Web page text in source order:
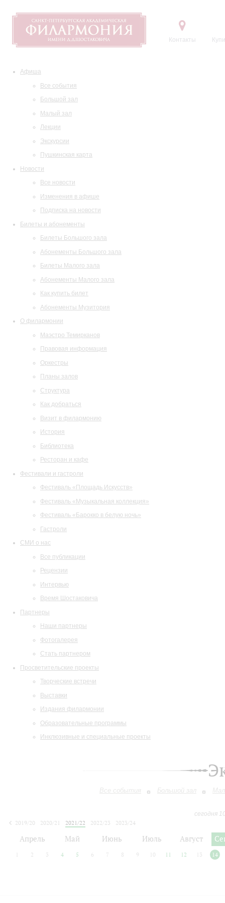
Контакты
Афиша
Все события
Большой зал
Малый зал
Лекции
Экскурсии
Пушкинская карта
Новости
Все новости
Изменения в афише
Подписка на новости
Билеты и абонементы
Билеты Большого зала
Абонементы Большого зала
Билеты Малого зала
Абонементы Малого зала
Как купить билет
Абонементы Музитория
О филармонии
Маэстро Темирканов
Правовая информация
Оркестры
Планы залов
Структура
Как добраться
Визит в филармонию
История
Библиотека
Ресторан и кафе
Фестивали и гастроли
Фестиваль «Площадь Искусств»
Фестиваль «Музыкальная коллекция»
Фестиваль «Барокко в белую ночь»
Гастроли
СМИ о нас
Все публикации
Рецензии
Интервью
Время Шостаковича
Партнеры
Наши партнеры
Фотогалерея
Стать партнером
Просветительские проекты
Творческие встречи
Выставки
Издания филармонии
Образовательные программы
Инклюзивные и специальные проекты
Все события Большой зал
сегодня
2019/20
2020/21 2021/22 2022/23
2023/24
Апрель Май Июнь Июль Август
2 3 4 5 6 7 8 9 10 11 12 13 14